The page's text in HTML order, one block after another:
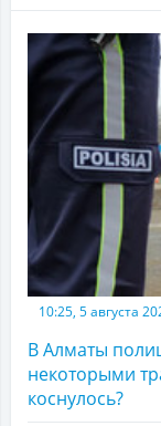
10:25, 5 августа
В Алматы
некоторыми
коснулось?